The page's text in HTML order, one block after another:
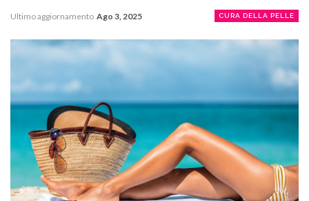
CURA DELLA PELLE
Ultimo aggiornamento Ago 3, 2025